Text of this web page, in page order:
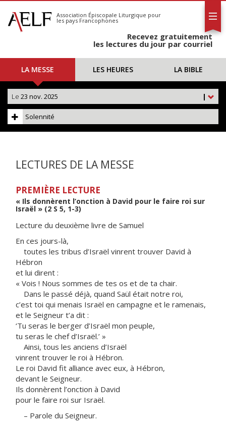
S'abonner
Calendrier
Association Épiscopale Liturgique pour
les pays Francophones
Recevez gratuitement
les lectures du jour par courriel
LA MESSE LES HEURES LA BIBLE
|
Le 23 nov. 2025
Solennité
LECTURES DE LA MESSE
PREMIÈRE LECTURE
« Ils donnèrent l’onction à David pour le faire roi sur
Israël » (2 S 5, 1-3)
Lecture du deuxième livre de Samuel
En ces jours-là,
toutes les tribus d’Israël vinrent trouver David à
Hébron
et lui dirent :
« Vois ! Nous sommes de tes os et de ta chair.
Dans le passé déjà, quand Saül était notre roi,
c’est toi qui menais Israël en campagne et le ramenais,
et le Seigneur t’a dit :
‘Tu seras le berger d’Israël mon peuple,
tu seras le chef d’Israël.’ »
Ainsi, tous les anciens d’Israël
vinrent trouver le roi à Hébron.
Le roi David fit alliance avec eux, à Hébron,
devant le Seigneur.
Ils donnèrent l’onction à David
pour le faire roi sur Israël.
– Parole du Seigneur.